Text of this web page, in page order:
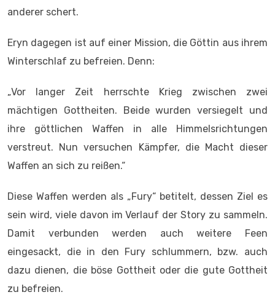
anderer schert.
Eryn dagegen ist auf einer Mission, die Göttin aus ihrem
Winterschlaf zu befreien. Denn:
„Vor langer Zeit herrschte Krieg zwischen zwei
mächtigen Gottheiten. Beide wurden versiegelt und
ihre göttlichen Waffen in alle Himmelsrichtungen
verstreut. Nun versuchen Kämpfer, die Macht dieser
Waffen an sich zu reißen.“
Diese Waffen werden als „Fury“ betitelt, dessen Ziel es
sein wird, viele davon im Verlauf der Story zu sammeln.
Damit verbunden werden auch weitere Feen
eingesackt, die in den Fury schlummern, bzw. auch
dazu dienen, die böse Gottheit oder die gute Gottheit
zu befreien.